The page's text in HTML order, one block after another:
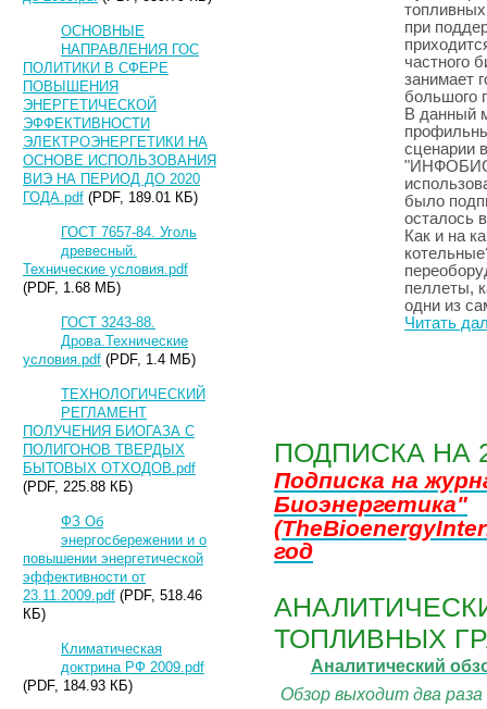
ОСНОВНЫЕ
НАПРАВЛЕНИЯ ГОС
ПОЛИТИКИ В СФЕРЕ
ПОВЫШЕНИЯ
ЭНЕРГЕТИЧЕСКОЙ
ЭФФЕКТИВНОСТИ
ЭЛЕКТРОЭНЕРГЕТИКИ НА
ОСНОВЕ ИСПОЛЬЗОВАНИЯ
ВИЭ НА ПЕРИОД ДО 2020
ГОДА.pdf (PDF, 189.01 КБ)
ГОСТ 7657-84. Уголь
древесный.
Технические условия.pdf
(PDF, 1.68 МБ)
ГОСТ 3243-88.
Дрова.Технические
условия.pdf (PDF, 1.4 МБ)
ТЕХНОЛОГИЧЕСКИЙ
РЕГЛАМЕНТ
ПОЛУЧЕНИЯ БИОГАЗА С
ПОЛИГОНОВ ТВЕРДЫХ
БЫТОВЫХ ОТХОДОВ.pdf
(PDF, 225.88 КБ)
ФЗ Об
энергосбережении и о
повышении энергетической
эффективности от
23.11.2009.pdf (PDF, 518.46
КБ)
Климатическая
доктрина РФ 2009.pdf
(PDF, 184.93 КБ)
при
частного
занимает
большого
В данный
сценарии
было
осталось
Как и на
пеллеты,
одни из
Читать
ПОДПИСКА НА
Подписка на
Биоэнергетика"
год
ТОПЛИВНЫХ
Аналитический
Обзор выходит два